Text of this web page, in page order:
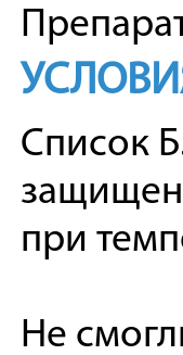
Список
при
Не